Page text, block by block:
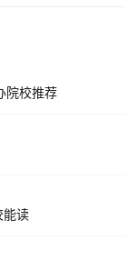
院校推荐
能读